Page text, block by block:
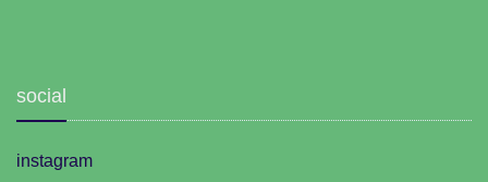
social
instagram